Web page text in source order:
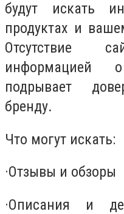
будут искать
продуктах и
Отсутствие
информацией
подрывает
бренду.
Что могут искать:
·Отзывы и обзоры
·Описания и